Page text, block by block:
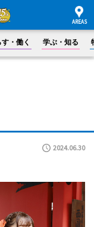
・働く 学ぶ・知る
2024.06.30